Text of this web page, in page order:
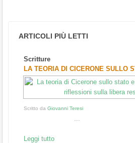
ARTICOLI PIÙ LETTI
Scritture
LA TEORIA DI CICERONE SULLO
Scritto da Giovanni Teresi
...
Leggi tutto